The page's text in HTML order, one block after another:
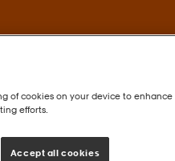
of cookies on your device to enhance
efforts.
Accept all cookies